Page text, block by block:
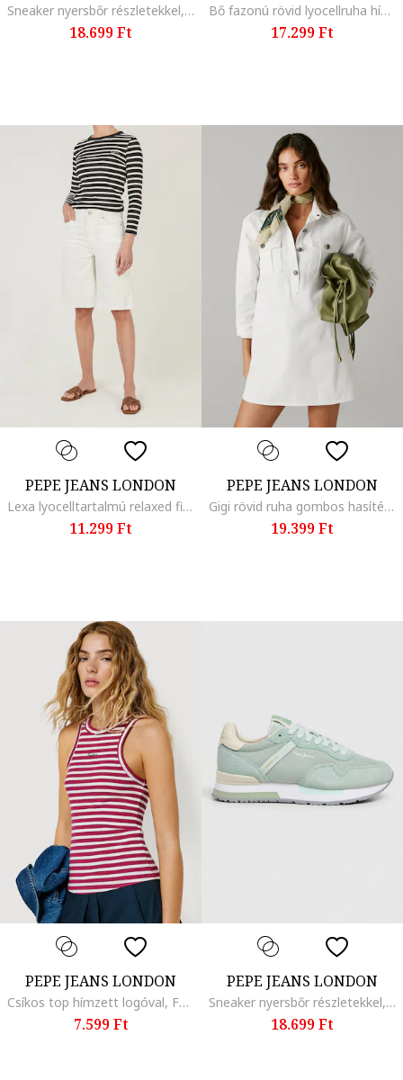
Sneaker nyersbőr részletekkel, Fehér/Fekete/Púderlila
18.699 Ft
Bő fazonú rövid lyocellruha hímzett részletekkel, Sötétkék
17.299 Ft
PEPE JEANS LONDON
Lexa lyocelltartalmú relaxed fit bermuda farmernadrág, Csontszín
11.299 Ft
PEPE JEANS LONDON
Gigi rövid ruha gombos hasítékkal, Fehér
19.399 Ft
PEPE JEANS LONDON
Csíkos top hímzett logóval, Fehér/Sötét rózsaszín
7.599 Ft
PEPE JEANS LONDON
Sneaker nyersbőr részletekkel, Halványsárga/Halványzöld
18.699 Ft